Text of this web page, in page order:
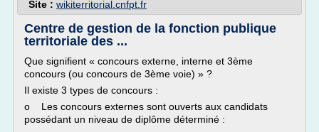
Site : wikiterritorial.cnfpt.fr
Centre de gestion de la fonction publique
territoriale des ...
Que signifient « concours externe, interne et 3ème
concours (ou concours de 3ème voie) » ?
Il existe 3 types de concours :
o Les concours externes sont ouverts aux candidats
possédant un niveau de diplôme déterminé :